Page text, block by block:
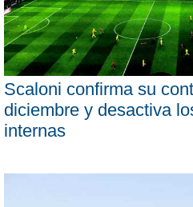
Scaloni confirma su
diciembre y desactiva
internas